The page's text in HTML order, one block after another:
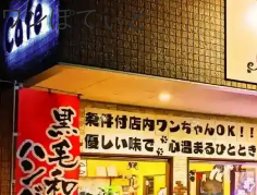
ワンぽてぃと